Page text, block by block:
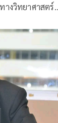
างวิทยาศาสตร์
มติ 5 ต่อ 2 ‘ไม่มี